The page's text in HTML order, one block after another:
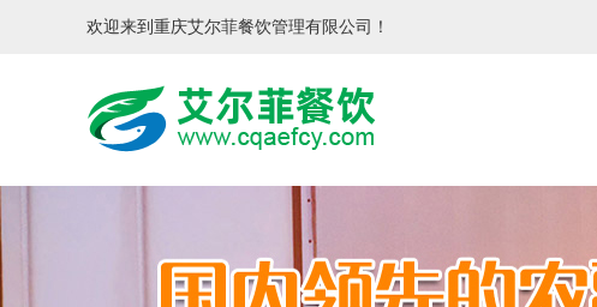
欢迎来到重庆艾尔菲餐饮管理有限公司！